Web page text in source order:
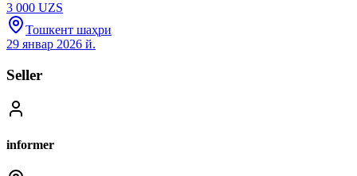
3 000 UZS
Тошкент шаҳри
29 январ 2026 й.
Seller
informer